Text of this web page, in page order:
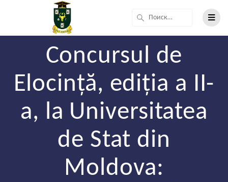
Concursul de
Elocință, ediția a II-
a, la Universitatea
de Stat din
Moldova: